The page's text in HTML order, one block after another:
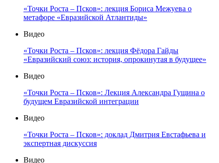
«Точки Роста – Псков»: лекция Бориса Межуева о
метафоре «Евразийской Атлантиды»
Видео
«Точки Роста – Псков»: лекция Фёдора Гайды
«Евразийский союз: история, опрокинутая в будущее»
Видео
«Точки Роста – Псков»: Лекция Александра Гущина о
будущем Евразийской интеграции
Видео
«Точки Роста – Псков»: доклад Дмитрия Евстафьева и
экспертная дискуссия
Видео